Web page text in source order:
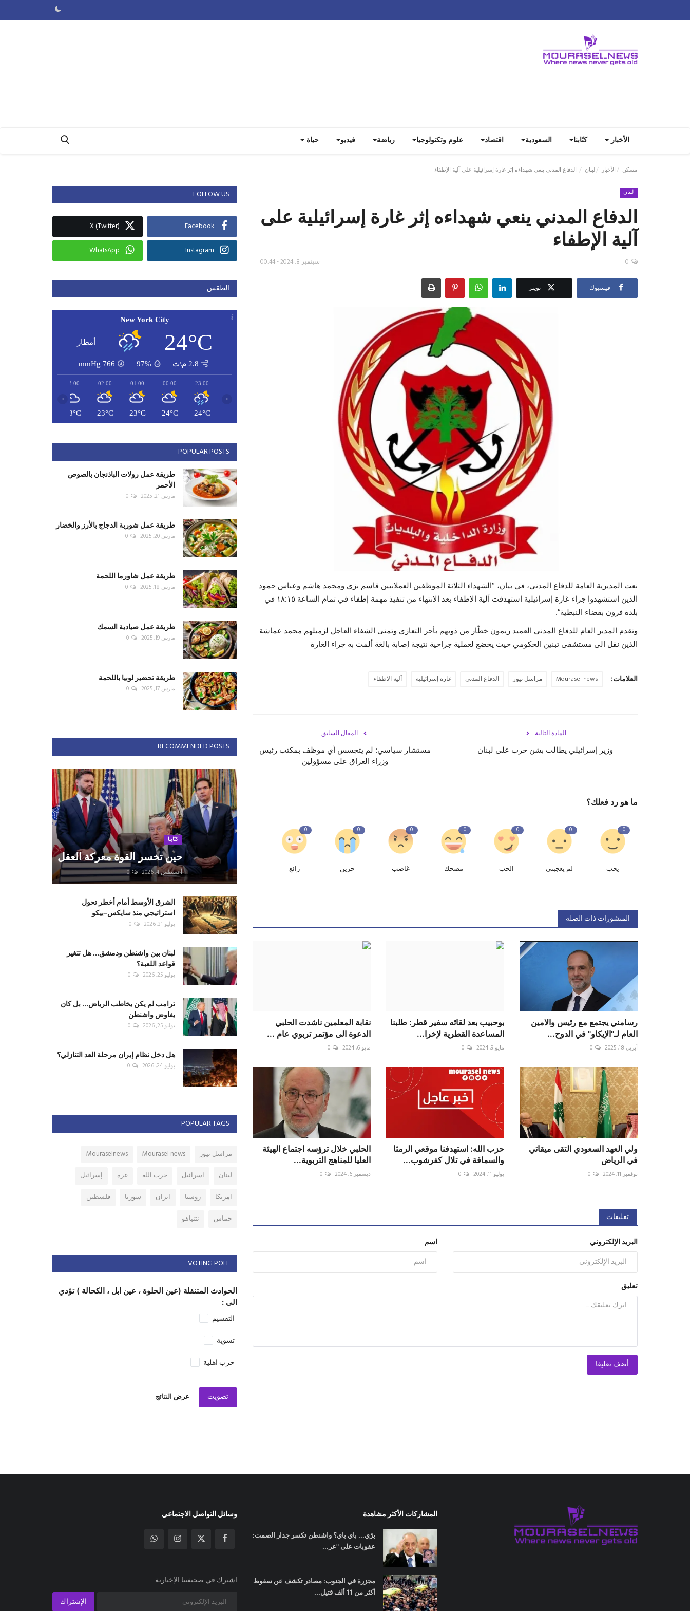
الأخبار كتّابنا السعودية اقتصاد علوم وتكنولوجيا رياضة فيديو حياة
مسكن الأخبار لبنان الدفاع المدني ينعي شهداءه إثر غارة إسرائيلية على آلية الإطفاء
لبنان
الدفاع المدني ينعي شهداءه إثر غارة إسرائيلية على
آلية الإطفاء
سبتمبر 8, 2024 - 00:44 0
فيسبوك تويتر
نعت المديرية العامة للدفاع المدني، في بيان، “الشهداء الثلاثة الموظفين العملانيين قاسم بزي ومحمد هاشم وعباس حمود
الذين استشهدوا جراء غارة إسرائيلية استهدفت آلية الإطفاء بعد الانتهاء من تنفيذ مهمة إطفاء في تمام الساعة ١٨:١٥ في
بلدة فرون بقضاء النبطية”.
وتقدم المدير العام للدفاع المدني العميد ريمون خطّار من ذويهم بأحر التعازي وتمنى الشفاء العاجل لزميلهم محمد عماشة
الذين نقل الى مستشفى تبنين الحكومي حيث يخضع لعملية جراحية نتيجة إصابة بالغة ألمت به جراء الغارة
العلامات: Mourasel news مراسل نيوز الدفاع المدني غارة إسرائيلية آلية الاطفاء
المقال السابق
مستشار سياسي: لم يتجسس أي موظف بمكتب رئيس
وزراء العراق على مسؤولين
المادة التالية
وزير إسرائيلي يطالب بشن حرب على لبنان
ما هو رد فعلك؟
0
يحب
0
لم يعجبنى
0
الحب
0
مضحك
0
غاضب
0
حزين
0
رائع
المنشورات ذات الصلة
رسامني يجتمع مع رئيس والامين
العام لـ"الإيكاو" في الدوح...
أبريل 18, 2025 0
بوحبيب بعد لقائه سفير قطر: طلبنا
المساعدة القطرية لإخرا...
مايو 9, 2024 0
نقابة المعلمين ناشدت الحلبي
الدعوة الى مؤتمر تربوي عام ...
مايو 6, 2024 0
ولي العهد السعودي التقى ميقاتي
في الرياض
نوفمبر 11, 2024 0
حزب الله: استهدفنا موقعي الرمثا
والسماقة في تلال كفرشوب...
يوليو 11, 2024 0
الحلبي خلال ترؤسه اجتماع الهيئة
العليا للمناهج التربوية...
ديسمبر 6, 2024 0
تعليقات
اسم البريد الإلكتروني
تعليق
أضف تعليقا
FOLLOW US
Facebook
X (Twitter)
Instagram
WhatsApp
الطقس
New York City
24°C أمطار
2.8 م\ث 97%
766
mmHg
23:00
24°C
00:00
24°C
01:00
23°C
02:00
23°C
03:00
23°C
‹ ›
POPULAR POSTS
طريقة عمل رولات الباذنجان بالصوص
الأحمر
مارس 21, 2025 0
طريقة عمل شوربة الدجاج بالأرز والخضار
مارس 20, 2025 0
طريقة عمل شاورما اللحمة
مارس 18, 2025 0
طريقة عمل صيادية السمك
مارس 19, 2025 0
طريقة تحضير لوبيا باللحمة
مارس 17, 2025 0
RECOMMENDED POSTS
كتّابنا
حين تخسر القوة معركة العقل
أغسطس 4, 2026 0
الشرق الأوسط أمام أخطر تحول
استراتيجي منذ سايكس–بيكو
يوليو 31, 2026 0
لبنان بين واشنطن ودمشق... هل تتغير
قواعد اللعبة؟
يوليو 25, 2026 0
ترامب لم يكن يخاطب الرياض... بل كان
يفاوض واشنطن
يوليو 25, 2026 0
هل دخل نظام إيران مرحلة العد التنازلي؟
يوليو 24, 2026 0
POPULAR TAGS
مراسل نيوز Mourasel news
Mouraselnews
لبنان
اسرائيل حزب الله غزة
إسرائيل
امريكا
روسيا ايران سوريا
فلسطين
حماس
نتنياهو
VOTING POLL
الحوادث المتنقلة (عين الحلوة ، عين ابل ، الكحالة ) تؤدي
الى :
التقسيم
تسوية
حرب اهلية
تصويت عرض النتائج
المشاركات الأكثر مشاهدة
برّي... باي باي؟ واشنطن تكسر جدار الصمت:
عقوبات على "عر...
مجزرة في الجنوب: مصادر تكشف عن سقوط
أكثر من 11 ألف قتيل...
وسائل التواصل الاجتماعي
اشترك في صحيفتنا الإخبارية
الإشتراك